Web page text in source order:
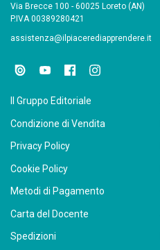
Via Brecce 100 - 60025 Loreto (AN)
P.IVA 00389280421
assistenza@ilpiacerediapprendere.it
Il Gruppo Editoriale
Condizione di Vendita
Privacy Policy
Cookie Policy
Metodi di Pagamento
Carta del Docente
Spedizioni